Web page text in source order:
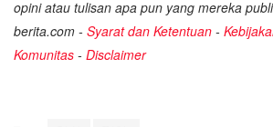
opini atau tulisan apa pun yang mereka
berita.com - Syarat dan Ketentuan -
Komunitas - Disclaimer